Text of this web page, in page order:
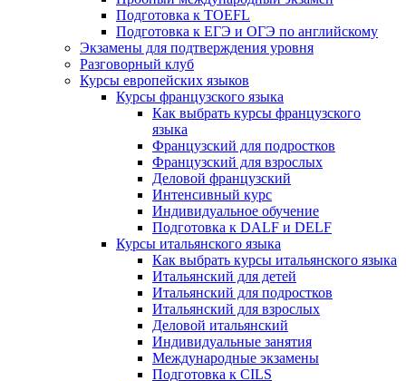
Подготовка к TOEFL
Подготовка к ЕГЭ и ОГЭ по английскому
Экзамены для подтверждения уровня
Разговорный клуб
Курсы европейских языков
Курсы французского языка
Как выбрать курсы французского
языка
Французский для подростков
Французский для взрослых
Деловой французский
Интенсивный курс
Индивидуальное обучение
Подготовка к DALF и DELF
Курсы итальянского языка
Как выбрать курсы итальянского языка
Итальянский для детей
Итальянский для подростков
Итальянский для взрослых
Деловой итальянский
Индивидуальные занятия
Международные экзамены
Подготовка к CILS